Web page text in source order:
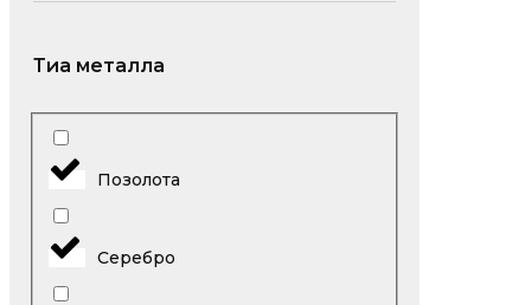
Тиа металла
Позолота
Серебро